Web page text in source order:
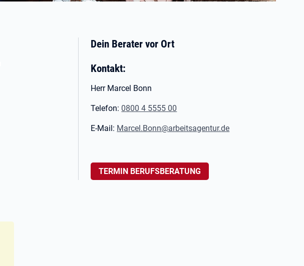
Dein Berater vor Ort
Kontakt:
Herr Marcel Bonn
Telefon: 0800 4 5555 00
E-Mail: Marcel.Bonn@arbeitsagentur.de
TERMIN BERUFSBERATUNG